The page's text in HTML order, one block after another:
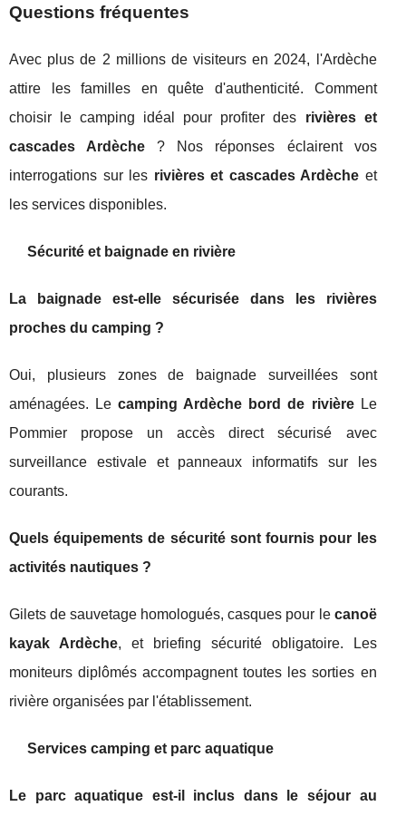
Questions fréquentes
Avec plus de 2 millions de visiteurs en 2024, l'Ardèche
attire les familles en quête d'authenticité. Comment
choisir le camping idéal pour profiter des rivières et
cascades Ardèche ? Nos réponses éclairent vos
interrogations sur les rivières et cascades Ardèche et
les services disponibles.
Sécurité et baignade en rivière
La baignade est-elle sécurisée dans les rivières
proches du camping ?
Oui, plusieurs zones de baignade surveillées sont
aménagées. Lecamping Ardèche bord de rivièreLe
Pommier propose un accès direct sécurisé avec
surveillance estivale et panneaux informatifs sur les
courants.
Quels équipements de sécurité sont fournis pour les
activités nautiques ?
Gilets de sauvetage homologués, casques pour le canoë
kayak Ardèche, et briefing sécurité obligatoire. Les
moniteurs diplômés accompagnent toutes les sorties en
rivière organisées par l'établissement.
Services camping et parc aquatique
Le parc aquatique est-il inclus dans le séjour au